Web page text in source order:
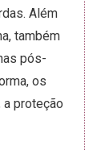
Além
também
pós-
os
proteção